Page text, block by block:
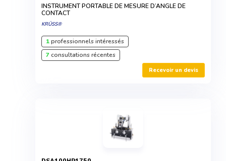
INSTRUMENT PORTABLE DE MESURE D’ANGLE DE
CONTACT
KRÜSS®
1professionnels intéressés
7consultations récentes
Recevoir un devis